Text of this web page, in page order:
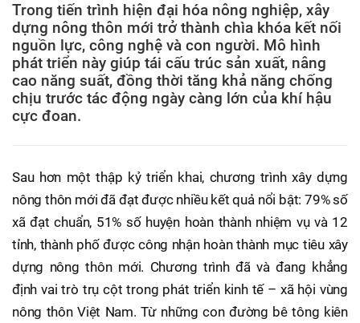
Trong tiến trình hiện đại hóa nông nghiệp, xây
dựng nông thôn mới trở thành chìa khóa kết nối
nguồn lực, công nghệ và con người. Mô hình
phát triển này giúp tái cấu trúc sản xuất, nâng
cao năng suất, đồng thời tăng khả năng chống
chịu trước tác động ngày càng lớn của khí hậu
cực đoan.
Sau hơn một thập kỷ triển khai, chương trình xây dựng
nông thôn mới đã đạt được nhiều kết quả nổi bật: 79% số
xã đạt chuẩn, 51% số huyện hoàn thành nhiệm vụ và 12
tỉnh, thành phố được công nhận hoàn thành mục tiêu xây
dựng nông thôn mới. Chương trình đã và đang khẳng
định vai trò trụ cột trong phát triển kinh tế – xã hội vùng
nông thôn Việt Nam. Từ những con đường bê tông kiên